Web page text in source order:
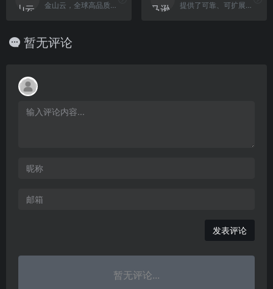
金山云，全球高品质云服务专家，云计算领先平台，云产品解决方案，游戏云平台，先进医疗云平台，专业政务云、音视频解决方案 提供了可靠、可扩展且费用合理的云计算服务
暂无评论
发表评论
暂无评论...